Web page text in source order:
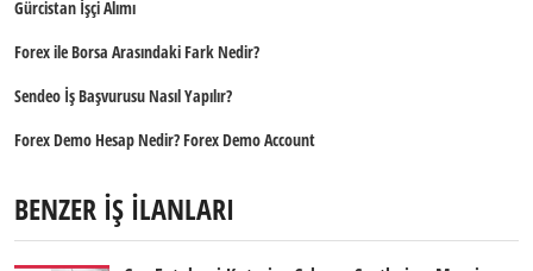
Gürcistan İşçi Alımı
Forex ile Borsa Arasındaki Fark Nedir?
Sendeo İş Başvurusu Nasıl Yapılır?
Forex Demo Hesap Nedir? Forex Demo Account
BENZER İŞ İLANLARI